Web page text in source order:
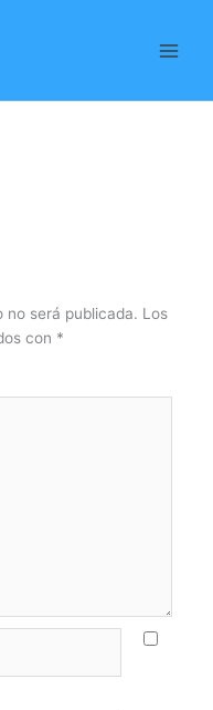
será publicada. Los
con *